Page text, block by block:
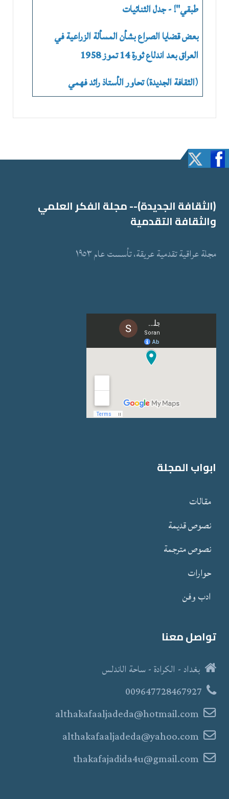
طبقي"! - جدل الثنائيات
بعض قضايا الصراع بشأن المسألة الزراعية في
العراق بعد اندلاع ثورة 14 تموز 1958
(الثقافة الجديدة) تحاور الأستاذ رائد فهمي
(الثقافة الجدیدة)-- مجلة الفكر العلمي
والثقافة التقدمیة
مجلة عراقیة تقدمیة عریقة، تأسست عام ١٩٥٣
ابواب المجلة
مقالات
نصوص قدیمة
نصوص مترجمة
حوارات
ادب وفن
تواصل معنا
بغداد - الكرادة - ساحة الاندلس
009647728467927
althakafaaljadeda@hotmail.com
althakafaaljadeda@yahoo.com
thakafajadida4u@gmail.com